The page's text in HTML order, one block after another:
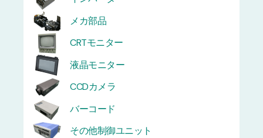
メカ部品
CRTモニター
液晶モニター
CCDカメラ
バーコード
その他制御ユニット